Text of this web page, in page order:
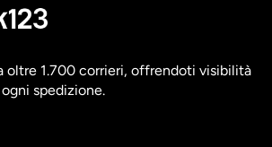
oltre 1.700 corrieri, offrendoti visibilità
spedizione.